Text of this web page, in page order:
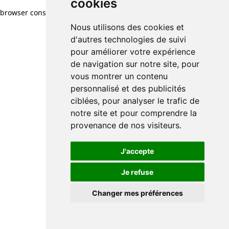
cookies
Nous utilisons des cookies et
d'autres technologies de suivi
pour améliorer votre expérience
de navigation sur notre site, pour
vous montrer un contenu
personnalisé et des publicités
ciblées, pour analyser le trafic de
notre site et pour comprendre la
provenance de nos visiteurs.
J'accepte
Je refuse
Changer mes préférences
cookies
Nous utilisons des cookies et
d'autres technologies de suivi
pour améliorer votre expérience
de navigation sur notre site, pour
vous montrer un contenu
personnalisé et des publicités
ciblées, pour analyser le trafic de
notre site et pour comprendre la
provenance de nos visiteurs.
J'accepte
Je refuse
Changer mes préférences
browser console for more information)